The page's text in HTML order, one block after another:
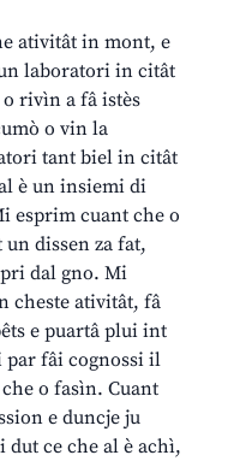
ativitât in mont, e
laboratori in citât
rivìn a fâ istès
o vin la
tant biel in citât
è un insiemi di
esprim cuant che o
un dissen za fat,
dal gno. Mi
cheste ativitât, fâ
e puartâ plui int
fâi cognossi il
o fasìn. Cuant
e duncje ju
ce che al è achì,